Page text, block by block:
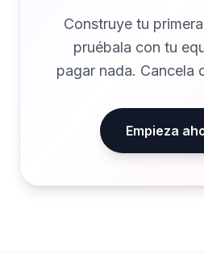
Construye tu
pruébala con tu
pagar nada. Cancela
Empieza